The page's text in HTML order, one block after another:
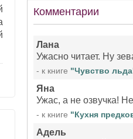
Комментарии
Лана
- к книге "Чувство
Яна
- к книге "Кухня
Адель